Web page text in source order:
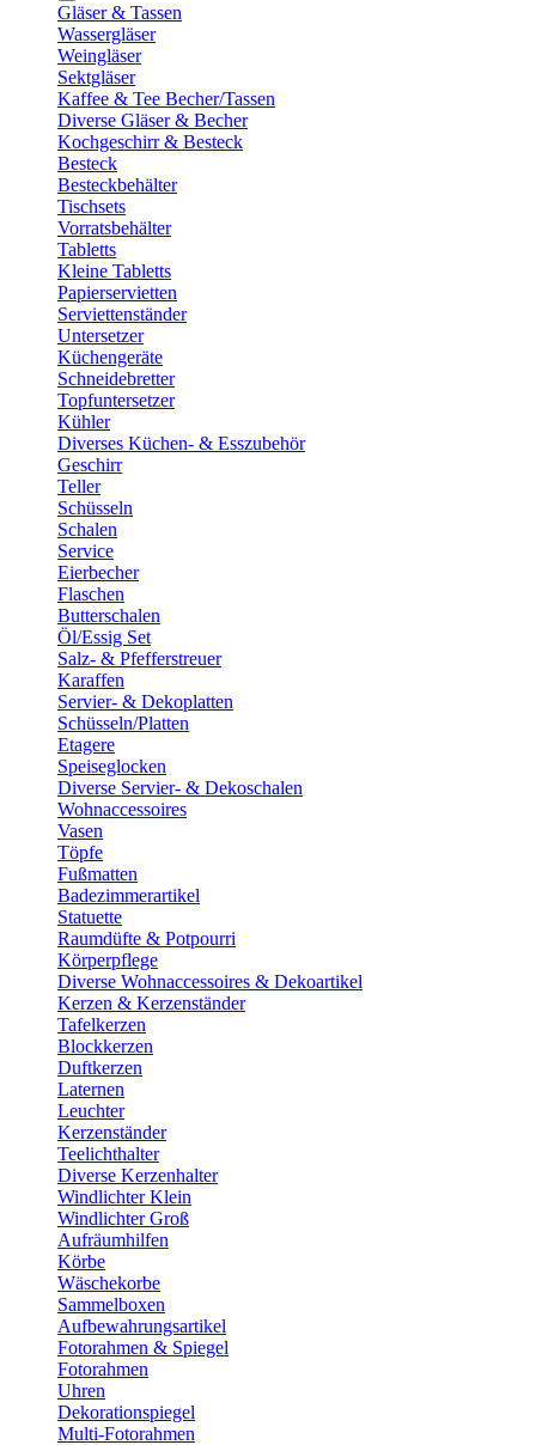
Gläser & Tassen
Wassergläser
Weingläser
Sektgläser
Kaffee & Tee Becher/Tassen
Diverse Gläser & Becher
Kochgeschirr & Besteck
Besteck
Besteckbehälter
Tischsets
Vorratsbehälter
Tabletts
Kleine Tabletts
Papierservietten
Serviettenständer
Untersetzer
Küchengeräte
Schneidebretter
Topfuntersetzer
Kühler
Diverses Küchen- & Esszubehör
Geschirr
Teller
Schüsseln
Schalen
Service
Eierbecher
Flaschen
Butterschalen
Öl/Essig Set
Salz- & Pfefferstreuer
Karaffen
Servier- & Dekoplatten
Schüsseln/Platten
Etagere
Speiseglocken
Diverse Servier- & Dekoschalen
Wohnaccessoires
Vasen
Töpfe
Fußmatten
Badezimmerartikel
Statuette
Raumdüfte & Potpourri
Körperpflege
Diverse Wohnaccessoires & Dekoartikel
Kerzen & Kerzenständer
Tafelkerzen
Blockkerzen
Duftkerzen
Laternen
Leuchter
Kerzenständer
Teelichthalter
Diverse Kerzenhalter
Windlichter Klein
Windlichter Groß
Aufräumhilfen
Körbe
Wäschekorbe
Sammelboxen
Aufbewahrungsartikel
Fotorahmen & Spiegel
Fotorahmen
Uhren
Dekorationspiegel
Multi-Fotorahmen